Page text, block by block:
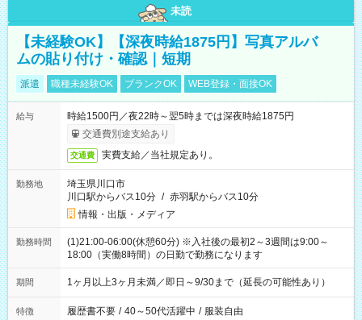
未読
【未経験OK】【深夜時給1875円】写真アルバ
ムの貼り付け・確認｜短期
派遣 職種未経験OK ブランクOK WEB登録・面接OK
給与
時給1500円／夜22時～翌5時までは深夜時給1875円
交通費別途支給あり
交通費 実費支給／当社規定あり。
勤務地
埼玉県川口市
川口駅からバス10分 / 赤羽駅からバス10分
情報・出版・メディア
勤務時間
(1)21:00-06:00(休憩60分) ※入社後の最初2～3週間は9:00～
18:00（実働8時間）の日勤で勤務になります
期間 1ヶ月以上3ヶ月未満／即日～9/30まで（延長の可能性あり）
特徴 履歴書不要 / 40～50代活躍中 / 服装自由